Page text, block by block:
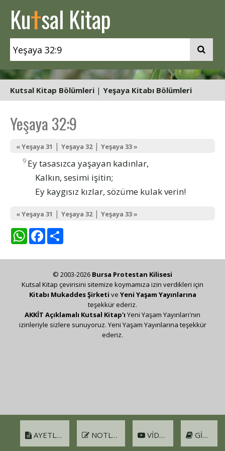
Kutsal Kitap
Kutsal Kitap Bölümleri | Yeşaya Kitabı Bölümleri
Yeşaya 32:9
« Yeşaya 31 | Yeşaya 32| Yeşaya 33 »
9 Ey tasasızca yaşayan kadınlar,
Kalkın, sesimi işitin;
Ey kaygısız kızlar, sözüme kulak verin!
« Yeşaya 31 | Yeşaya 32| Yeşaya 33 »
WhatsAppFacebook
AYETLER NOTLAR VIDEO GIRIŞ
© 2003-2026 Bursa Protestan Kilisesi
Kutsal Kitap çevirisini sitemize koymamıza izin verdikleri için
Kitabı Mukaddes Şirketi ve Yeni Yaşam Yayınlarına
teşekkür ederiz.
AKKİT Açıklamalı Kutsal Kitap'ı Yeni Yaşam Yayınları'nın
izinleriyle sizlere sunuyoruz. Yeni Yaşam Yayınlarına teşekkür
ederiz.